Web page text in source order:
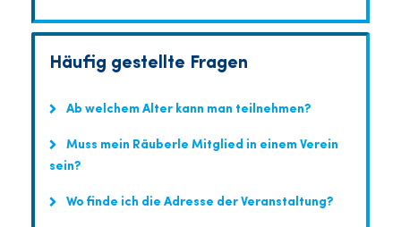
Häufig gestellte Fragen
Ab welchem Alter kann man teilnehmen?
Muss mein Räuberle Mitglied in einem Verein
sein?
Wo finde ich die Adresse der Veranstaltung?